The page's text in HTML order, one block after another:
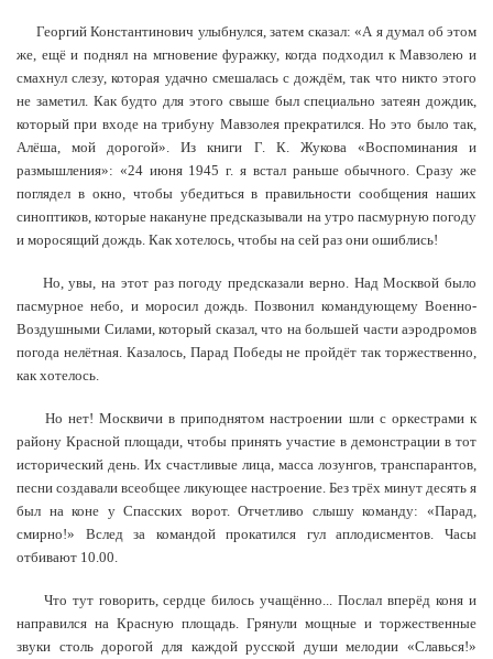
Георгий Константинович улыбнулся, затем сказал: «А я думал об этом
же, ещё и поднял на мгновение фуражку, когда подходил к Мавзолею и
смахнул слезу, которая удачно смешалась с дождём, так что никто этого
не заметил. Как будто для этого свыше был специально затеян дождик,
который при входе на трибуну Мавзолея прекратился. Но это было так,
Алёша, мой дорогой». Из книги Г. К. Жукова «Воспоминания и
размышления»: «24 июня 1945 г. я встал раньше обычного. Сразу же
поглядел в окно, чтобы убедиться в правильности сообщения наших
синоптиков, которые накануне предсказывали на утро пасмурную погоду
и моросящий дождь. Как хотелось, чтобы на сей раз они ошиблись!
Но, увы, на этот раз погоду предсказали верно. Над Москвой было
пасмурное небо, и моросил дождь. Позвонил командующему Военно-
Воздушными Силами, который сказал, что на большей части аэродромов
погода нелётная. Казалось, Парад Победы не пройдёт так торжественно,
как хотелось.
Но нет! Москвичи в приподнятом настроении шли с оркестрами к
району Красной площади, чтобы принять участие в демонстрации в тот
исторический день. Их счастливые лица, масса лозунгов, транспарантов,
песни создавали всеобщее ликующее настроение. Без трёх минут десять я
был на коне у Спасских ворот. Отчетливо слышу команду: «Парад,
смирно!» Вслед за командой прокатился гул аплодисментов. Часы
отбивают 10.00.
Что тут говорить, сердце билось учащённо... Послал вперёд коня и
направился на Красную площадь. Грянули мощные и торжественные
звуки столь дорогой для каждой русской души мелодии «Славься!»